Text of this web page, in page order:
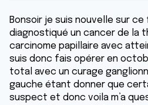
Bonsoir je suis nouvelle sur ce
diagnostiqué un cancer de la
carcinome papillaire avec
suis donc fais opérer en
total avec un curage
gauche étant donner que
suspect et donc voila m’a